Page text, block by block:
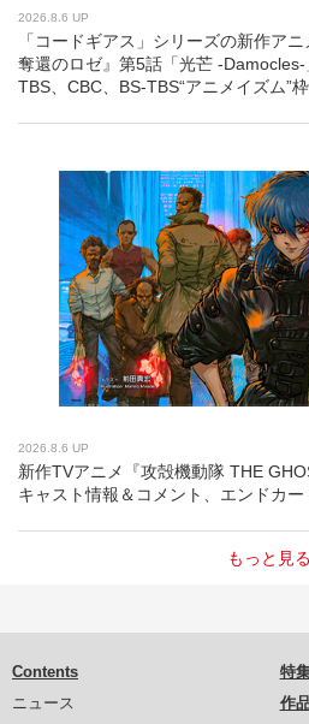
2026.8.6 UP
「コードギアス」シリーズの新作ア
奪還のロゼ』第5話「光芒 -Damocles-
TBS、CBC、BS-TBS“アニメイズム”
2026.8.6 UP
新作TVアニメ『攻殻機動隊 THE
キャスト情報＆コメント、エンドカー
もっと見る
Contents
ニュース
特
作